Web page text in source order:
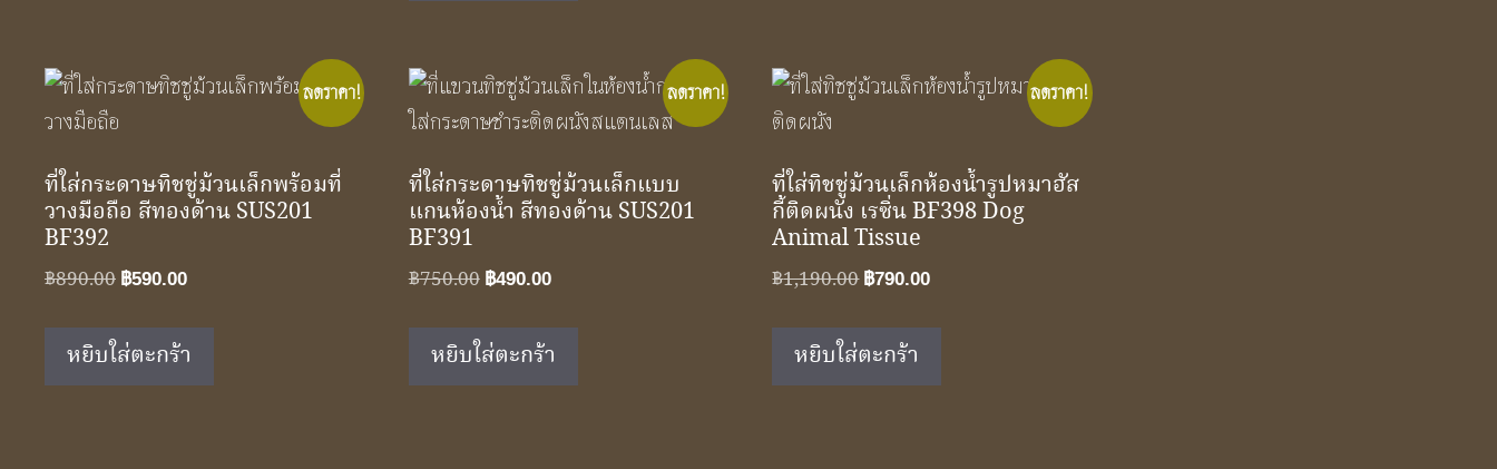
ลดราคา!
ที่ใส่กระดาษทิชชู่ม้วนเล็กพร้อมที่
วางมือถือ สีทองด้าน SUS201
BF392
฿890.00Original
was:
฿890.00.
฿590.00Current
is:
฿590.00.
หยิบใส่ตะกร้า
ลดราคา!
ที่ใส่กระดาษทิชชู่ม้วนเล็กแบบ
แกนห้องน้ำ สีทองด้าน SUS201
BF391
฿750.00 Original
was:
฿750.00.
฿490.00Current
is:
฿490.00.
หยิบใส่ตะกร้า
ลดราคา!
ที่ใส่ทิชชู่ม้วนเล็กห้องน้ำรูปหมาฮัส
กี้ติดผนัง เรซิ่น BF398 Dog
Animal Tissue
฿1,190.00Original
was:
฿1,190.00.
฿790.00Current
is:
หยิบใส่ตะกร้า